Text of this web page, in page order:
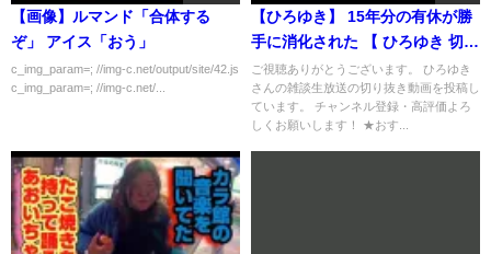
【画像】ルマンド「合体する
ぞ」 アイス「おう」
c_img_param=; //img-c.net/output/site/42.js
c_img_param=; //img-c.net/...
【ひろゆき】 15年分の有休が勝
手に消化された 【 ひろゆき 切り
抜き 職業 論破】 #Shorts
ご視聴ありがとうございます。 ひろゆき
さんの雑談生放送の切り抜き動画を投稿し
ています。 チャンネル登録・高評価よろ
しくお願いします！ ★おす...